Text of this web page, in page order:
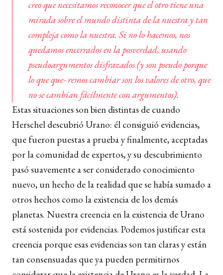
creo que necesitamos reconocer que el otro tiene una
mirada sobre el mundo distinta de la nuestra y tan
compleja como la nuestra. Si no lo hacemos, nos
quedamos encerrados en la posverdad, usando
pseudoargumentos disfrazados (y son pseudo porque
lo que que- remos cambiar son los valores de otro, que
no se cambian fácilmente con argumentos).
Estas situaciones son bien distintas de cuando
Herschel descubrió Urano: él consiguió evidencias,
que fueron puestas a prueba y finalmente, aceptadas
por la comunidad de expertos, y su descubrimiento
pasó suavemente a ser considerado conocimiento
nuevo, un hecho de la realidad que se había sumado a
otros hechos como la existencia de los demás
planetas. Nuestra creencia en la existencia de Urano
está sostenida por evidencias. Podemos justificar esta
creencia porque esas evidencias son tan claras y están
tan consensuadas que ya pueden permitirnos